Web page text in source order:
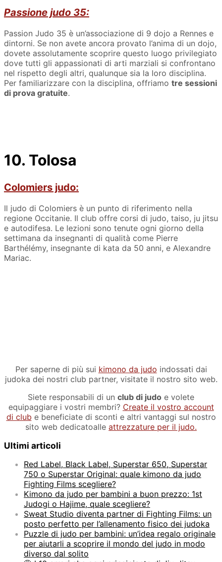
Passione judo 35:
Passion Judo 35 è un’associazione di 9 dojo a Rennes e
dintorni. Se non avete ancora provato l’anima di un dojo,
dovete assolutamente scoprire questo luogo privilegiato
dove tutti gli appassionati di arti marziali si confrontano
nel rispetto degli altri, qualunque sia la loro disciplina.
Per familiarizzare con la disciplina, offriamo tre sessioni
di prova gratuite.
10. Tolosa
Colomiers judo:
Il judo di Colomiers è un punto di riferimento nella
regione Occitanie. Il club offre corsi di judo, taiso, ju jitsu
e autodifesa. Le lezioni sono tenute ogni giorno della
settimana da insegnanti di qualità come Pierre
Barthélémy, insegnante di kata da 50 anni, e Alexandre
Mariac.
Per saperne di più sui kimono da judo indossati dai
judoka dei nostri club partner, visitate il nostro sito web.
Siete responsabili di un club di judo e volete
equipaggiare i vostri membri? Create il vostro account
di club e beneficiate di sconti e altri vantaggi sul nostro
sito web dedicatoalle attrezzature per il judo.
Ultimi articoli
Red Label, Black Label, Superstar 650, Superstar
750 o Superstar Original: quale kimono da judo
Fighting Films scegliere?
Kimono da judo per bambini a buon prezzo: 1st
Judogi o Hajime, quale scegliere?
Sweat Studio diventa partner di Fighting Films: un
posto perfetto per l’allenamento fisico dei judoka
Puzzle di judo per bambini: un’idea regalo originale
per aiutarli a scoprire il mondo del judo in modo
diverso dal solito